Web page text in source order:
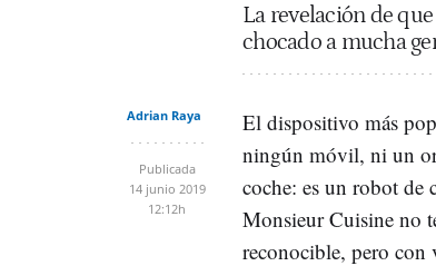
La revelación de
chocado a mucha
Adrian Raya
Publicada
14 junio 2019
12:12h
El dispositivo más
ningún móvil, ni un
coche: es un robot de
Monsieur Cuisine no
reconocible, pero con